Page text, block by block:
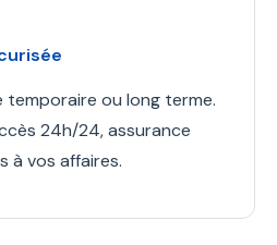
ou long terme.
24h/24, assurance
à vos affaires.